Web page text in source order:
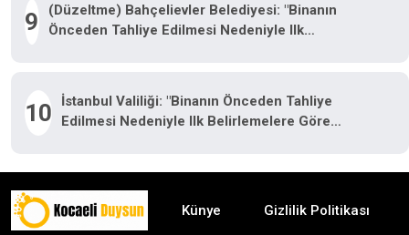
9
(Düzeltme) Bahçelievler Belediyesi: "Binanın
Önceden Tahliye Edilmesi Nedeniyle Ilk
10
İstanbul Valiliği: "Binanın Önceden Tahliye
Edilmesi Nedeniyle Ilk Belirlemelere Göre
Künye Gizlilik Politikası